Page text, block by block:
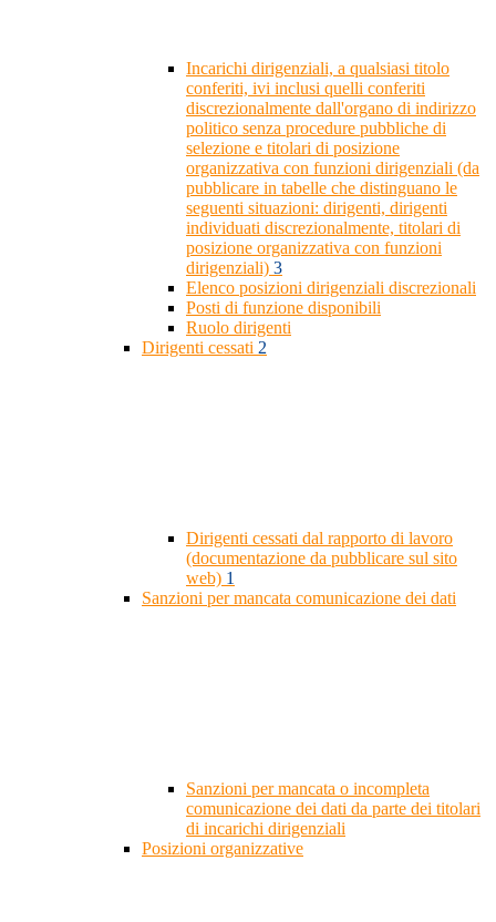
Incarichi dirigenziali, a qualsiasi titolo
conferiti, ivi inclusi quelli conferiti
discrezionalmente dall'organo di indirizzo
politico senza procedure pubbliche di
selezione e titolari di posizione
organizzativa con funzioni dirigenziali (da
pubblicare in tabelle che distinguano le
seguenti situazioni: dirigenti, dirigenti
individuati discrezionalmente, titolari di
posizione organizzativa con funzioni
dirigenziali) 3
Elenco posizioni dirigenziali discrezionali
Posti di funzione disponibili
Ruolo dirigenti
Dirigenti cessati 2
Dirigenti cessati dal rapporto di lavoro
(documentazione da pubblicare sul sito
web) 1
Sanzioni per mancata comunicazione dei dati
Sanzioni per mancata o incompleta
comunicazione dei dati da parte dei titolari
di incarichi dirigenziali
Posizioni organizzative